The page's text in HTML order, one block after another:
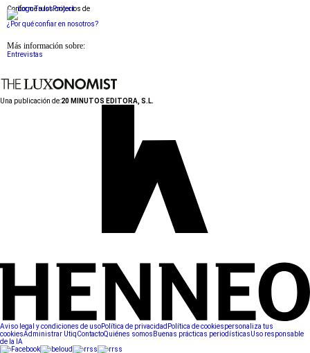
Conforme a los criterios de
¿Por qué confiar en nosotros?
Más información sobre:
Entrevistas
Una publicación de:20 MINUTOS EDITORA, S.L.
Aviso legal y condiciones de usoPolítica de privacidad Política de cookiespersonaliza tus
cookiesAdministrar UtiqContactoQuiénes somos Buenas prácticas periodísticasUso responsable
de la IA